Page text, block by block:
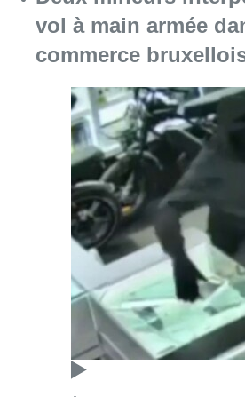
07 août 2026Consulter l'article
Mémorial Van
Mondo”, une
Van Damme et
Mémorial